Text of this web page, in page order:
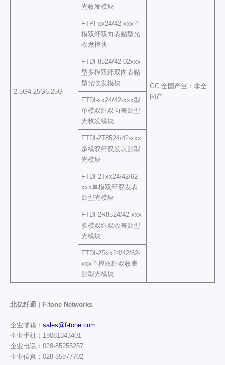
2.5G4.25G6.25G
GC:全国产空：非全
国产
光收发模块
FTPI-xx24/42-xxx单
模双纤双向表贴型光
收发模块
FTDI-8524/42-02xxx
型多模双纤双向表贴
型光收发模块
FTDI-xx24/42-xxx型
单模双纤双向表贴型
光收发模块
FTDI-2T8524/42-xxx
多模双纤双发表贴型
光模块
FTDI-2Txx24/42/62-
xxx单模双纤双发表
贴型光模块
FTDI-2R8524/42-xxx
多模双纤双收表贴型
光模块
FTDI-2Rxx24/42/62-
xxx单模双纤双收表
贴型光模块
北亿纤通 | F-tone Networks
企业邮箱： sales@f-tone.com
企业手机：19081343401
企业电话：028-85255257
企业传真：028-85977702